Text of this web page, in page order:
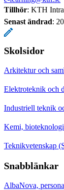
Tillhör: KTH
Senast ändrad:
Skolsidor
Arkitektur och
Elektroteknik och
Industriell teknik
Kemi,
Teknikvetenskap
Snabblänkar
AlbaNova,